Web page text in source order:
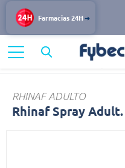
Farmacias 24H
Respiratorio
RHINAF ADULTO
Rhinaf Spray Adult.